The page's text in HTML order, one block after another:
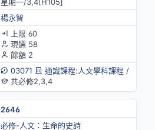
星期一/3,4[H105]
楊永智
上限 60
現選 58
餘額 2
03071
通識課程:人文學科課程 /
共必修2,3,4
2646
必修-人文：生命的史詩